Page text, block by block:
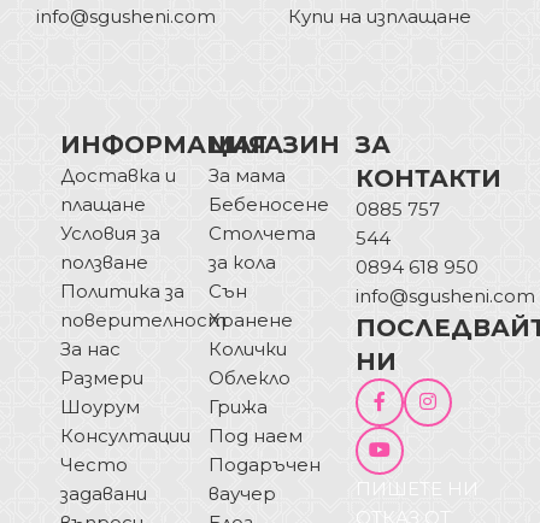
info@sgusheni.com
Купи на изплащане
ИНФОРМАЦИЯ
Доставка и
плащане
Условия за
ползване
Политика за
поверителност
За нас
Размери
Шоурум
Консултации
Често
задавани
МАГАЗИН
За мама
Бебеносене
Столчета
за кола
Сън
Хранене
Колички
Облекло
Грижа
Под наем
Подаръчен
ваучер
ЗА
КОНТАКТИ
0885 757
544
0894 618 950
info@sgusheni.com
НИ